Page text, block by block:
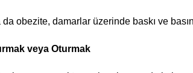
obezite, damarlar üzerinde baskı ve
veya Oturmak